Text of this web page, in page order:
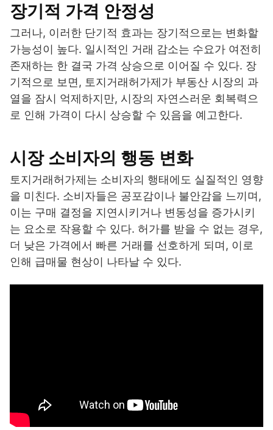
장기적 가격 안정성
그러나, 이러한 단기적 효과는 장기적으로는 변화할
가능성이 높다. 일시적인 거래 감소는 수요가 여전히
존재하는 한 결국 가격 상승으로 이어질 수 있다. 장
기적으로 보면, 토지거래허가제가 부동산 시장의 과
열을 잠시 억제하지만, 시장의 자연스러운 회복력으
로 인해 가격이 다시 상승할 수 있음을 예고한다.
시장 소비자의 행동 변화
토지거래허가제는 소비자의 행태에도 실질적인 영향
을 미친다. 소비자들은 공포감이나 불안감을 느끼며,
이는 구매 결정을 지연시키거나 변동성을 증가시키
는 요소로 작용할 수 있다. 허가를 받을 수 없는 경우,
더 낮은 가격에서 빠른 거래를 선호하게 되며, 이로
인해 급매물 현상이 나타날 수 있다.